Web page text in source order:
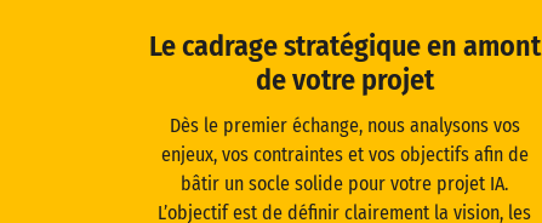
Le cadrage stratégique en amont
de votre projet
Dès le premier échange, nous analysons vos
enjeux, vos contraintes et vos objectifs afin de
bâtir un socle solide pour votre projet IA.
L’objectif est de définir clairement la vision, les